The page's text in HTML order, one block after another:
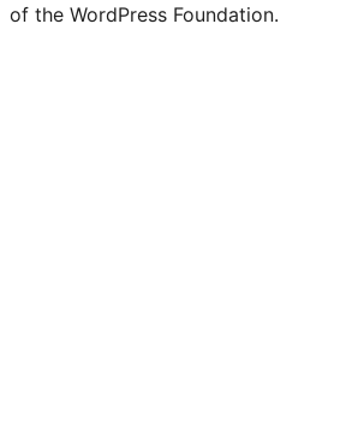
of the WordPress Foundation.